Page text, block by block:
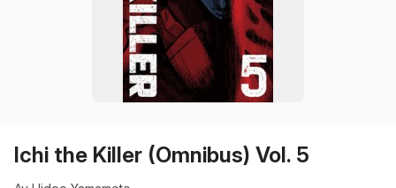
Ichi the Killer (Omnibus) Vol. 5